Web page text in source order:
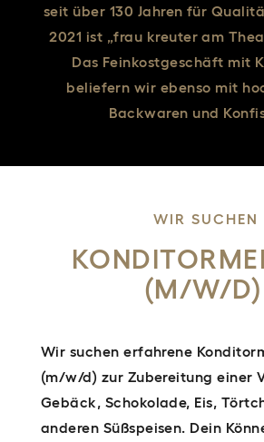
seit über 130 Jahren für
2021 ist „frau kreuter am
Das Feinkostgeschäft mit
beliefern wir ebenso mit
Backwaren und
WIR SUCHEN
(M/W/D)
Wir suchen erfahrene
(m/w/d) zur Zubereitung einer
Gebäck, Schokolade, Eis,
anderen Süßspeisen. Dein